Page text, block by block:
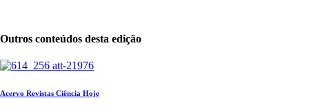
Outros conteúdos desta edição
Acervo Revistas Ciência Hoje